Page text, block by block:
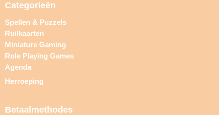
Categorieën
Spellen & Puzzels
Ruilkaarten
Miniature Gaming
Role Playing Games
Agenda
Herroeping
Betaalmethodes